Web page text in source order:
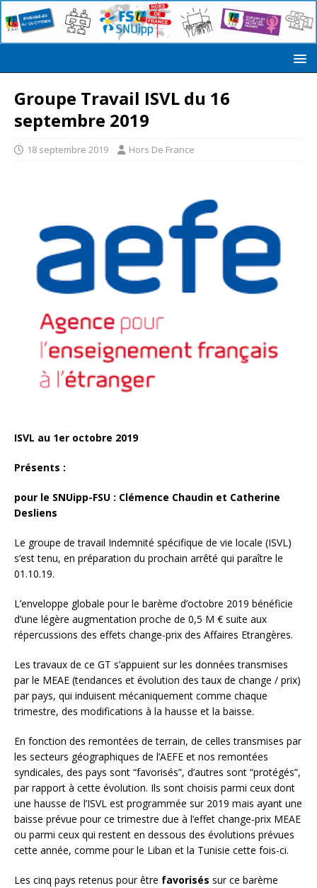
Groupe Travail ISVL du 16
septembre 2019
18 septembre 2019 Hors De France
ISVL au 1er octobre 2019
Présents :
pour le SNUipp-FSU : Clémence Chaudin et Catherine
Desliens
Le groupe de travail Indemnité spécifique de vie locale (ISVL)
s’est tenu, en préparation du prochain arrêté qui paraître le
01.10.19.
L’enveloppe globale pour le barème d’octobre 2019 bénéficie
d’une légère augmentation proche de 0,5 M € suite aux
répercussions des effets change-prix des Affaires Etrangères.
Les travaux de ce GT s’appuient sur les données transmises
par le MEAE (tendances et évolution des taux de change / prix)
par pays, qui induisent mécaniquement comme chaque
trimestre, des modifications à la hausse et la baisse.
En fonction des remontées de terrain, de celles transmises par
les secteurs géographiques de l’AEFE et nos remontées
syndicales, des pays sont “favorisés”, d’autres sont “protégés”,
par rapport à cette évolution. Ils sont choisis parmi ceux dont
une hausse de l’ISVL est programmée sur 2019 mais ayant une
baisse prévue pour ce trimestre due à l’effet change-prix MEAE
ou parmi ceux qui restent en dessous des évolutions prévues
cette année, comme pour le Liban et la Tunisie cette fois-ci.
Les cinq pays retenus pour être favorisés sur ce barème